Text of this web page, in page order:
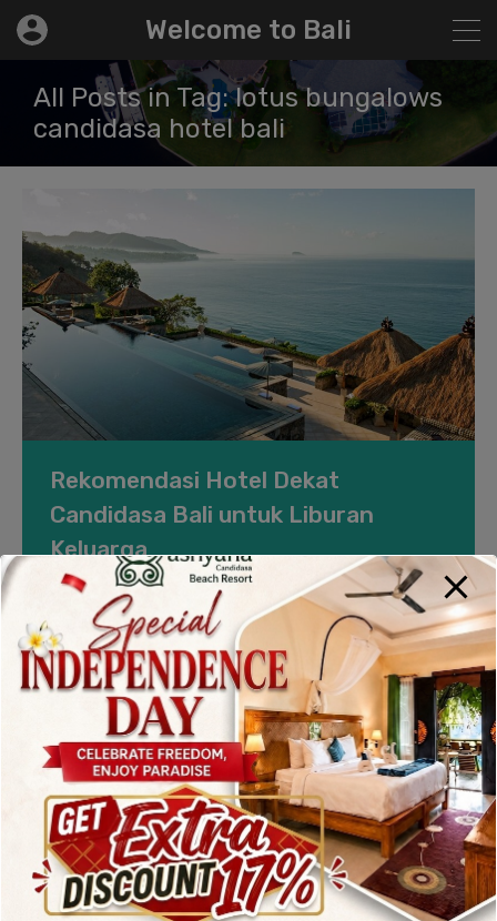
Welcome to Bali
All Posts in Tag: lotus bungalows
candidasa hotel bali
Rekomendasi Hotel Dekat
Candidasa Bali untuk Liburan
Keluarga
adminPosted in Blog June 12, 2025
Rekomendasi Hotel Dekat Candidasa Bali untuk
Liburan Keluarga Rekomendasi Hotel Dekat
Candidasa Bali untuk Liburan Keluarga Liburan
keluarga menjadi momen berharga yang wajib
direncanakan dengan matang. Jika Anda sedang
mencari destinasi yang tenang dan kaya akan
budaya, Candidasa Beach Resort di Bali adalah
pilihan sempurna. Terkenal dengan pantainya yang